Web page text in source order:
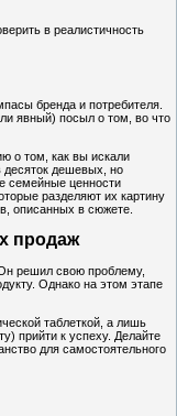
в реалистичность
бренда и потребителя.
явный) посыл о том, во что
о том, как вы искали
десяток дешевых, но
семейные ценности
разделяют их картину
описанных в сюжете.
продаж
решил свою проблему,
Однако на этом этапе
таблеткой, а лишь
прийти к успеху. Делайте
для самостоятельного